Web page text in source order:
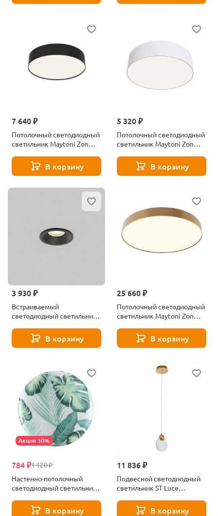
7 640 ₽
Потолочный светодиодный
светильник Maytoni Zon
В корзину
5 320 ₽
Потолочный светодиодный
светильник Maytoni Zon
В корзину
3 930 ₽
Встраиваемый
светодиодный светильник
В корзину
25 660 ₽
Потолочный светодиодный
светильник Maytoni Zon
В корзину
Акция 30%
1 120 ₽
784 ₽
Настенно-потолочный
светодиодный светильник
В корзину
11 836 ₽
Подвесной светодиодный
светильник ST Luce
В корзину